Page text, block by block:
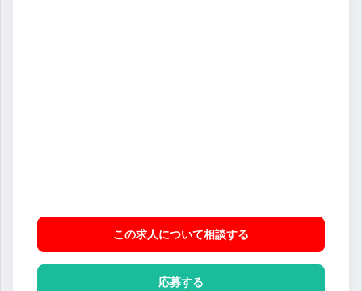
この求人について相談する
応募する